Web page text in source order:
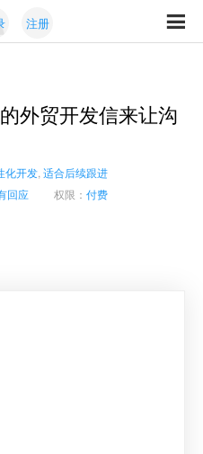
注册
外贸开发信来让沟
化开发 适合后续跟进
回应 权限： 付费